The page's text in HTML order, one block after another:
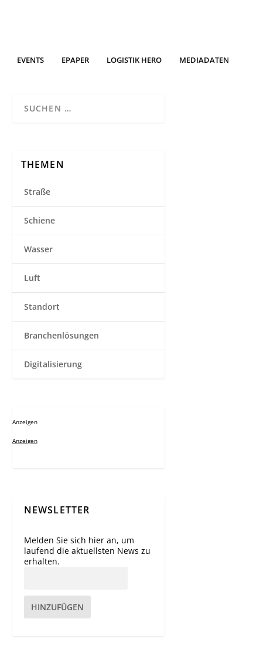
EVENTS EPAPER LOGISTIK HERO MEDIADATEN
THEMEN
Straße
Schiene
Wasser
Luft
Standort
Branchenlösungen
Digitalisierung
Anzeigen
Anzeigen
NEWSLETTER
Melden Sie sich hier an, um
laufend die aktuellsten News zu
erhalten.
HINZUFÜGEN